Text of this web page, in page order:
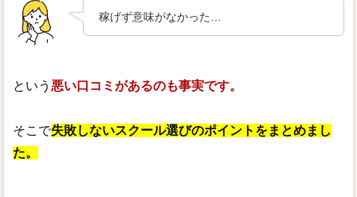
稼げず意味がなかった…
という 悪い口コミがあるのも事実です。
そこで失敗しないスクール選びのポイントをまとめまし
た。